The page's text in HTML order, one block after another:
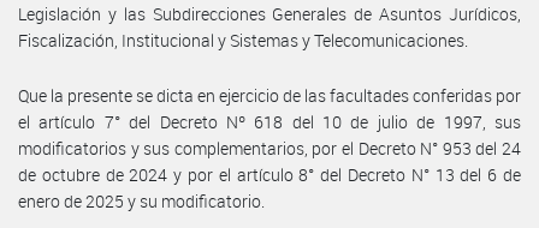
Legislación y las Subdirecciones Generales de Asuntos Jurídicos,
Fiscalización, Institucional y Sistemas y Telecomunicaciones.
Que la presente se dicta en ejercicio de las facultades conferidas por
el artículo 7° del Decreto Nº 618 del 10 de julio de 1997, sus
modificatorios y sus complementarios, por el Decreto N° 953 del 24
de octubre de 2024 y por el artículo 8° del Decreto N° 13 del 6 de
enero de 2025 y su modificatorio.